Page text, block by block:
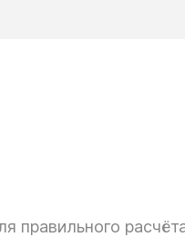
правильного